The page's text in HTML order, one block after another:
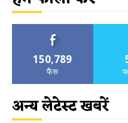
150,789
फैंस
अन्य लेटेस्ट खबरें